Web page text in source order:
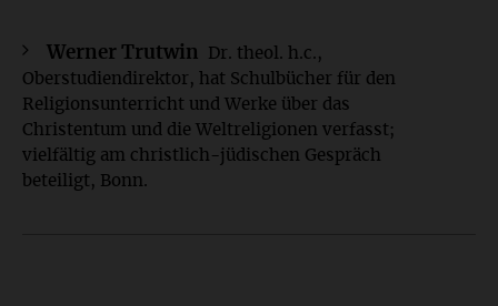
Werner Trutwin
Dr. theol. h.c.,
Oberstudiendirektor, hat Schulbücher für den
Religionsunterricht und Werke über das
Christentum und die Weltreligionen verfasst;
vielfältig am christlich-jüdischen Gespräch
beteiligt, Bonn.